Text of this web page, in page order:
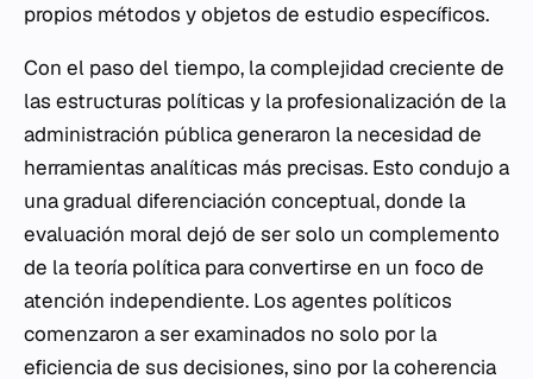
propios métodos y objetos de estudio específicos.
Con el paso del tiempo, la complejidad creciente de
las estructuras políticas y la profesionalización de la
administración pública generaron la necesidad de
herramientas analíticas más precisas. Esto condujo a
una gradual diferenciación conceptual, donde la
evaluación moral dejó de ser solo un complemento
de la teoría política para convertirse en un foco de
atención independiente. Los agentes políticos
comenzaron a ser examinados no solo por la
eficiencia de sus decisiones, sino por la coherencia